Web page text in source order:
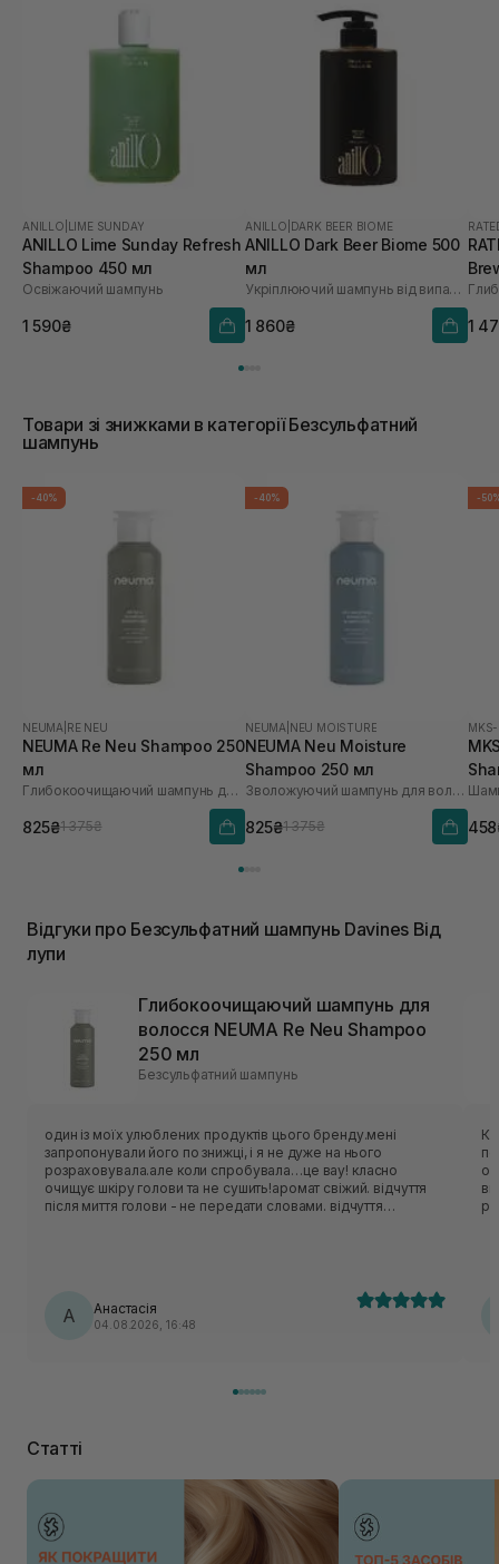
ANILLO LIME SUNDAY
ANILLO Lime Sunday Refresh
Shampoo 450 мл
Освіжаючий шампунь
1 590₴
ANILLO DARK BEER BIOME
ANILLO Dark Beer Biome 500
мл
Укріплюючий шампунь від випадіння волосся
1 860₴
1
Товари зі знижками в категорії Безсульфатний
шампунь
-40%
NEUMA RE NEU
NEUMA Re Neu Shampoo 250
мл
Глибокоочищаючий шампунь для волосся
825₴1 375₴
-40%
NEUMA NEU MOISTURE
NEUMA Neu Moisture
Shampoo 250 мл
Зволожуючий шампунь для волосся
825₴1 375₴
-
Відгуки про Безсульфатний шампунь Davines Від
лупи
Глибокоочищаючий шампунь для
волосся NEUMA Re Neu Shampoo
250 мл
Безсульфатний шампунь
один із моїх улюблених продуктів цього бренду.мені
запропонували його по знижці, і я не дуже на нього
розраховувала.але коли спробувала…це вау! класно
очищує шкіру голови та не сушить!аромат свіжий. відчуття
після миття голови - не передати словами. відчуття
А Анастасія
04.08.2026, 16:48
Статті